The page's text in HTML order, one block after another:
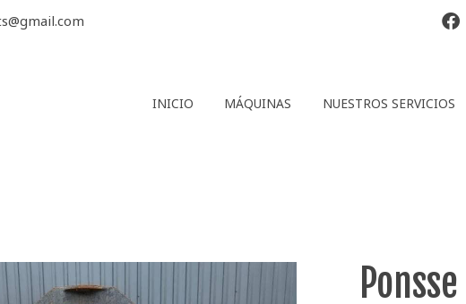
INICIO MÁQUINAS NUESTROS SERVICIOS